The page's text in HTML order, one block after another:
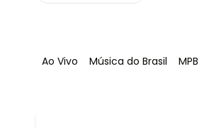
Tag:
Ao Vivo Tag:
Música do Brasil Tag:
MPB